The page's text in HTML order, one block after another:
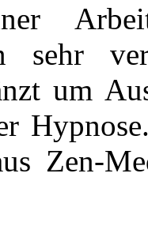
sehr
um
Zen-